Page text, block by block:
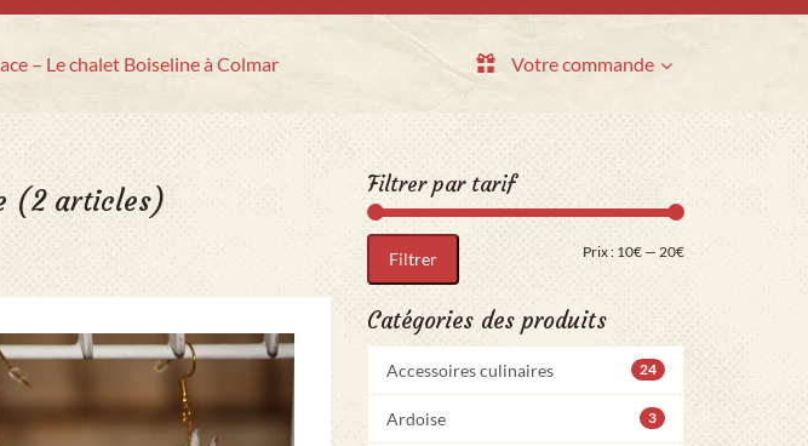
– Le chalet Boiseline à Colmar Votre commande
(2 articles) Filtrer par tarif
Prix min
Prix max
Filtrer Prix : 10€ — 20€
Catégories des produits
Accessoires culinaires 24
Ardoise 3